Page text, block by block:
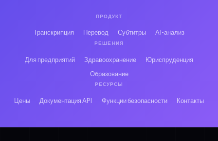
ПРОДУКТ
Транскрипция Перевод Субтитры AI-анализ
РЕШЕНИЯ
Для предприятий Здравоохранение
Юриспруденция
Образование
РЕСУРСЫ
Цены Документация API Функции безопасности Контакты